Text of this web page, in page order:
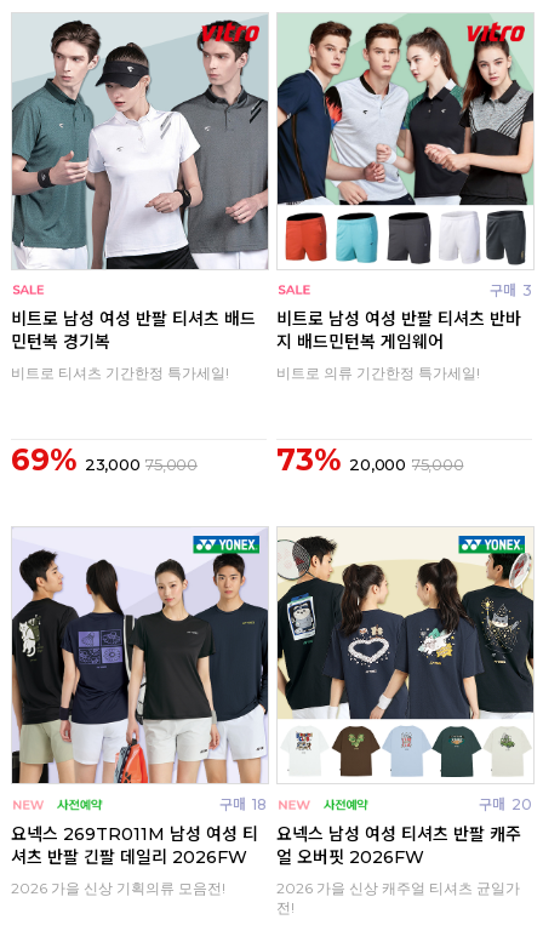
비트로 남성 여성 반팔 티셔츠 배드
민턴복 경기복
비트로 티셔츠 기간한정 특가세일!
69% 23,000 75,000
구매 3
비트로 남성 여성 반팔 티셔츠 반바
지 배드민턴복 게임웨어
비트로 의류 기간한정 특가세일!
73% 20,000 75,000
구매 18
요넥스 269TR011M 남성 여성 티
셔츠 반팔 긴팔 데일리 2026FW
2026 가을 신상 기획의류 모음전!
구매 20
요넥스 남성 여성 티셔츠 반팔 캐주
얼 오버핏 2026FW
2026 가을 신상 캐주얼 티셔츠 균일가
전!